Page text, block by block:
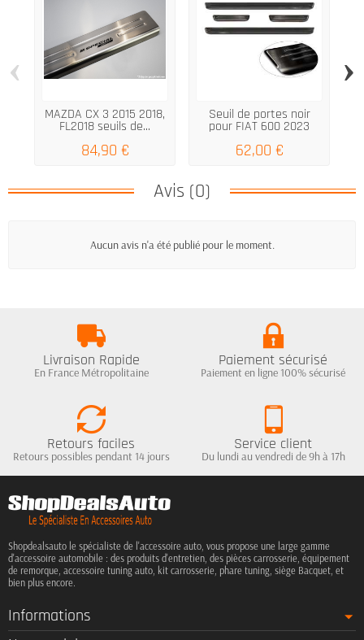
MAZDA CX 3 2015 2018,
FL2018 seuils de...
84,90 €
Seuil de portes noir
pour FIAT 600 2023
62,00 €
‹ ›
Avis (0)
Aucun avis n'a été publié pour le moment.
Livraison Rapide
En France Métropolitaine
Paiement sécurisé
Paiement en ligne 100% sécurisé
Retours faciles
Retours possibles pendant 14 jours
Service client
Du lundi au vendredi de 9h à 17h
Shopdealsauto le spécialiste de l'accessoire auto, vous propose une large gamme
d'accessoire automobile : des produits d'entretien, des pièces carrosserie, équipement
de remorque, accessoire tuning auto, kit carrosserie, phare tuning, siège Bacquet, et
bien plus encore.
Informations